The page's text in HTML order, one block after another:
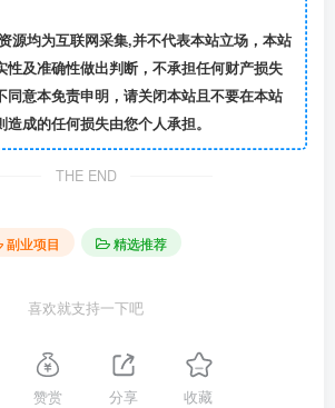
源均为互联网采集,并不代表本站立场，本站
性及准确性做出判断，不承担任何财产损失
同意本免责申明，请关闭本站且不要在本站
成的任何损失由您个人承担。
THE END
副业项目 精选推荐
喜欢就支持一下吧
赞赏 分享 收藏